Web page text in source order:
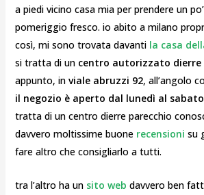
a piedi vicino casa mia per prendere un
pomeriggio fresco. io abito a milano
così, mi sono trovata davanti la casa
si tratta di un centro autorizzato dierre
appunto, in viale abruzzi 92, all’angolo
il negozio è aperto dal lunedì al
tratta di un centro dierre parecchio
davvero moltissime buone recensioni su
fare altro che consigliarlo a tutti.
tra l’altro ha un sito web davvero ben